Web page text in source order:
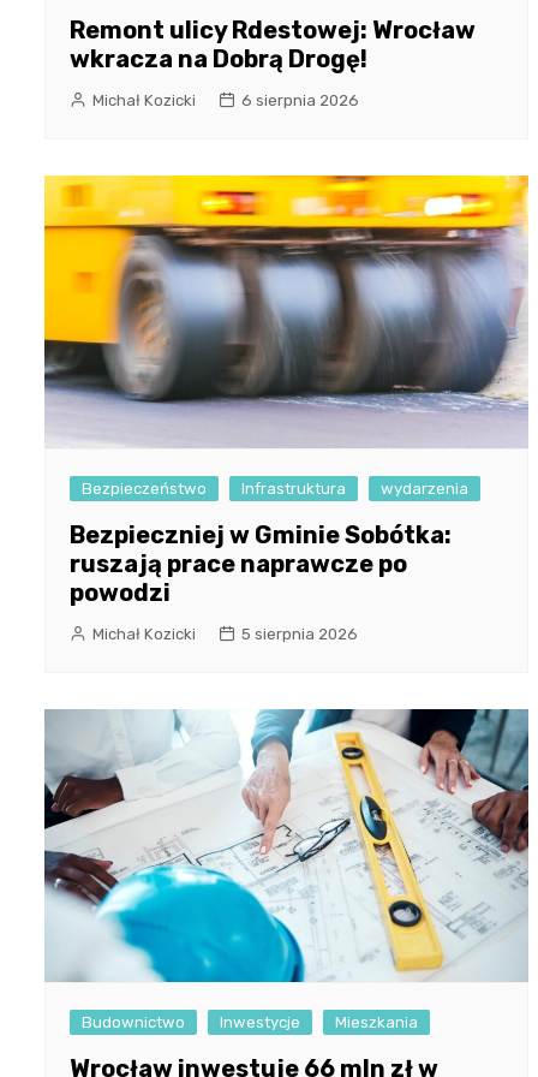
Remont ulicy Rdestowej: Wrocław
wkracza na Dobrą Drogę!
Michał Kozicki 6 sierpnia 2026
Bezpieczeństwo Infrastruktura wydarzenia
Bezpieczniej w Gminie Sobótka:
ruszają prace naprawcze po
powodzi
Michał Kozicki 5 sierpnia 2026
Budownictwo Inwestycje Mieszkania
Wrocław inwestuje 66 mln zł w